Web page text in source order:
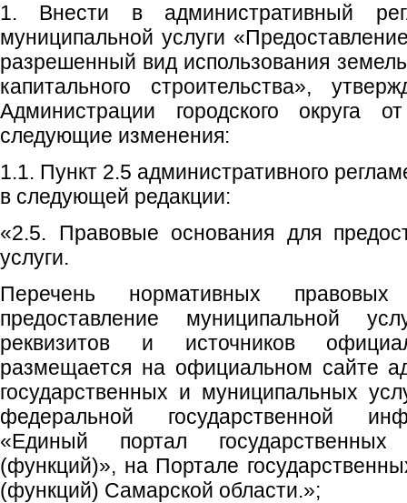
1. Внести в административный
муниципальной услуги
разрешенный вид использования
капитального строительства»,
Администрации городского
следующие изменения:
1.1. Пункт 2.5 административного
в следующей редакции:
«2.5. Правовые основания для
услуги.
Перечень нормативных правовых
предоставление муниципальной
реквизитов и источников
размещается на официальном сайте
государственных и муниципальных
федеральной государственной
«Единый портал
(функций)», на Портале
(функций) Самарской области.»;